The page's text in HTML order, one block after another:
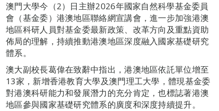
澳門大學今（2）日主辦2026年國家自然科學基金委員
會（基金委）港澳地區聯絡網宣講會，進一步加強港澳
地區科研人員對基金委最新政策、改革方向及重點資助
佈局的理解，持續推動港澳地區深度融入國家基礎研究
體系。
澳大副校長葛偉在致辭中指出，港澳地區依託單位增至
13家，新增香港教育大學及澳門理工大學，體現基金委
對港澳科研能力和發展潛力的充分肯定，也標誌著港澳
地區參與國家基礎研究體系的廣度和深度持續提升。